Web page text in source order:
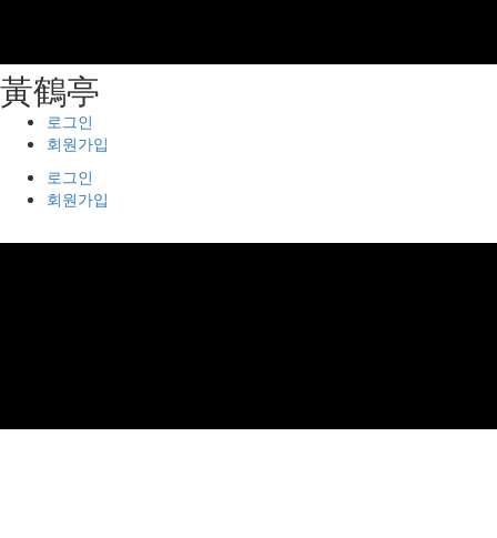
⿈鶴亭
로그인
회원가입
로그인
회원가입